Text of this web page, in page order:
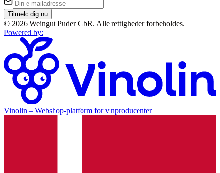
Tilmeld dig nu
© 2026 Weingut Puder GbR. Alle rettigheder forbeholdes.
Powered by:
Vinolin – Webshop-platform for vinproducenter